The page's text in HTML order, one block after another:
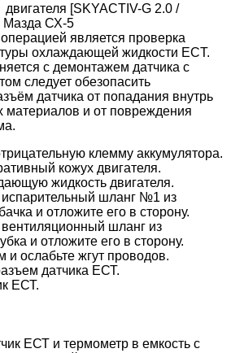
[SKYACTIV-G 2.0 /
Мазда СХ-5
является проверка
охлаждающей жидкости ECT.
с демонтажем датчика с
следует обезопасить
датчика от попадания внутрь
и от повреждения
клемму аккумулятора.
кожух двигателя.
жидкость двигателя.
шланг №1 из
и отложите его в сторону.
шланг из
и отложите его в сторону.
ослабьте жгут проводов.
датчика ЕСТ.
ЕСТ.
ЕСТ и термометр в емкость с